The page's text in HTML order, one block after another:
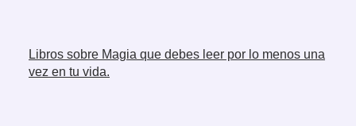
Libros sobre Magia que debes leer por lo menos una
vez en tu vida.